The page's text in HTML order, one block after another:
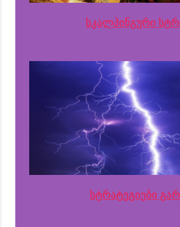
სკალპინგური
სტრატეგიები